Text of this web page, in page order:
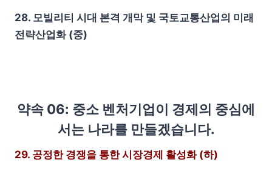
28. 모빌리티 시대 본격 개막 및 국토교통산업의 미래
전략산업화 (중)
약속 06: 중소 벤처기업이 경제의 중심에
서는 나라를 만들겠습니다.
29. 공정한 경쟁을 통한 시장경제 활성화 (하)